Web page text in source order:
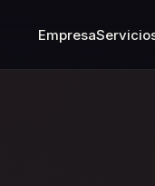
Empresa